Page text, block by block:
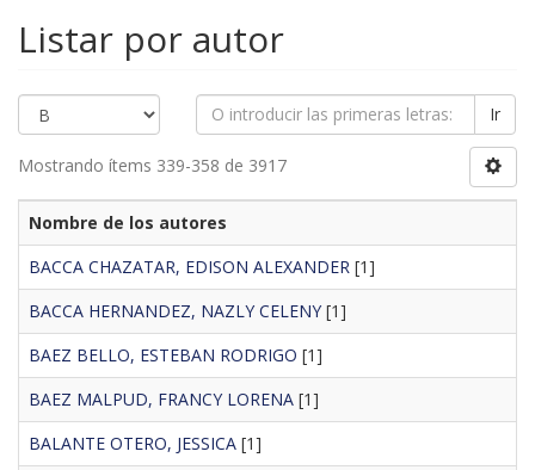
Listar por autor
Ir
Mostrando ítems 339-358 de 3917
Nombre de los autores
BACCA CHAZATAR, EDISON ALEXANDER [1]
BACCA HERNANDEZ, NAZLY CELENY [1]
BAEZ BELLO, ESTEBAN RODRIGO [1]
BAEZ MALPUD, FRANCY LORENA [1]
BALANTE OTERO, JESSICA [1]